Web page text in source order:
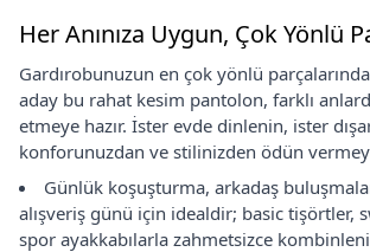
Her Anınıza Uygun, Çok Yönlü
Gardırobunuzun en çok yönlü
aday bu rahat kesim pantolon, farklı
etmeye hazır. İster evde dinlenin, ister
konforunuzdan ve stilinizden ödün
Günlük koşuşturma, arkadaş
alışveriş günü için idealdir; basic tişörtler,
spor ayakkabılarla zahmetsizce